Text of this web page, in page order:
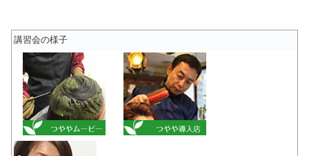
講習会の様子